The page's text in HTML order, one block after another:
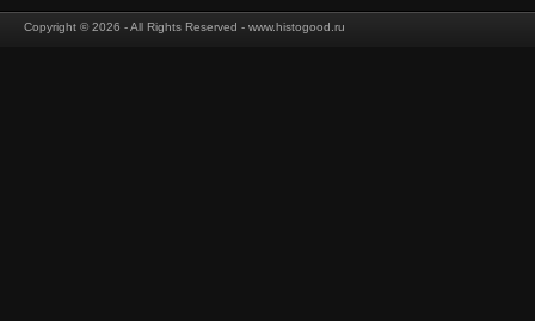
Copyright © 2026 - All Rights Reserved - www.histogood.ru